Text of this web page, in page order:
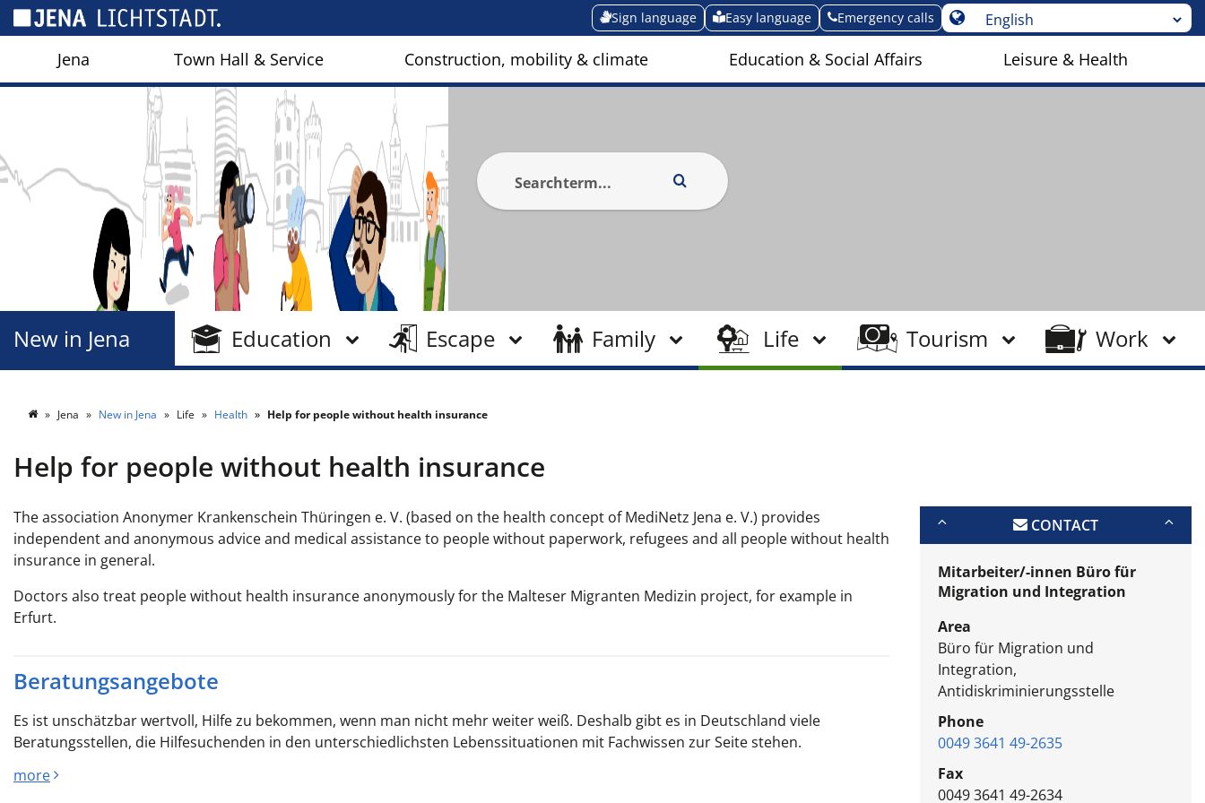
Sign language Easy language Emergency calls
Jena Town Hall & Service Construction, mobility & climate Education & Social Affairs Leisure & Health
Education Escape Family Life Tourism Work
New in Jena
Jena New in Jena Life Health Help for people without health insurance
Help for people without health insurance
The association Anonymer Krankenschein Thüringen e. V. (based on the health concept of MediNetz Jena e. V.) provides
independent and anonymous advice and medical assistance to people without paperwork, refugees and all people without health
insurance in general.
Doctors also treat people without health insurance anonymously for the Malteser Migranten Medizin project, for example in
Erfurt.
Beratungsangebote
Es ist unschätzbar wertvoll, Hilfe zu bekommen, wenn man nicht mehr weiter weiß. Deshalb gibt es in Deutschland viele
Beratungsstellen, die Hilfesuchenden in den unterschiedlichsten Lebenssituationen mit Fachwissen zur Seite stehen.
more
CONTACT
Mitarbeiter/-innen Büro für
Migration und Integration
Area
Büro für Migration und
Integration,
Antidiskriminierungsstelle
Phone
0049 3641 49-2635
Fax
0049 3641 49-2634
Cookies management panel